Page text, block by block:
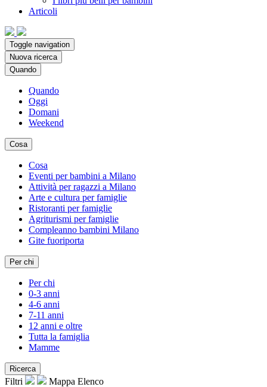
Articoli
Toggle navigation
Nuova ricerca
Quando
Quando
Oggi
Domani
Weekend
Cosa
Cosa
Eventi per bambini a Milano
Attività per ragazzi a Milano
Arte e cultura per famiglie
Ristoranti per famiglie
Agriturismi per famiglie
Compleanno bambini Milano
Gite fuoriporta
Per chi
Per chi
0-3 anni
4-6 anni
7-11 anni
12 anni e oltre
Tutta la famiglia
Mamme
Ricerca
Filtri Mappa Elenco